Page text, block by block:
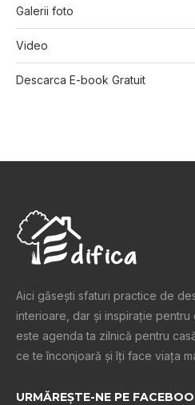
Galerii foto
Video
Descarca E-book Gratuit
Aici găsești sfaturi practice de
interioare, dar și inspiraţie pentru
este agenda ta zilnică pentru
ce te înconjoară şi îţi face viaţa
URMĂREȘTE-NE PE